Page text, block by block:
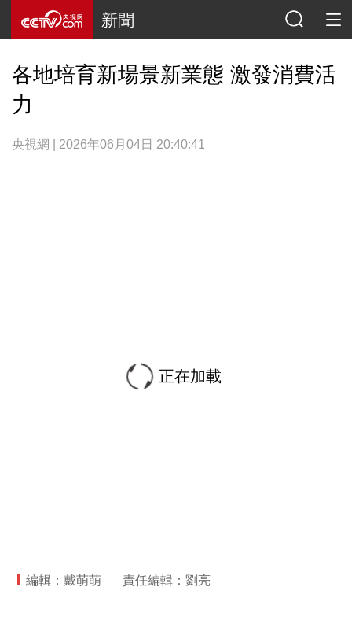
新聞
各地培育新場景新業態 激發消費活
力
央視網 | 2026年06月04日 20:40:41
正在加載
編輯：戴萌萌 責任編輯：劉亮